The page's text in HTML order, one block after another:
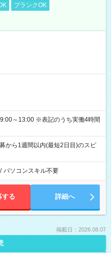
ブランクOK
のうち実働4時間
から1週間以内(最短2日目)のスピ
/ パソコンスキル不要
する 詳細へ
掲載日：2026.08.07